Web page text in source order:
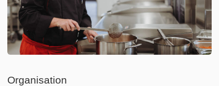
Organisation